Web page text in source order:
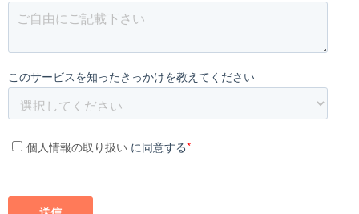
このサービスを知ったきっかけを教えてください
個人情報の取り扱い に同意する*